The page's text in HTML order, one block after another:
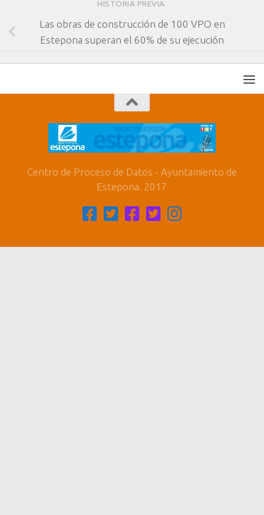
HISTORIA PREVIA
Las obras de construcción de 100 VPO en
Estepona superan el 60% de su ejecución
Centro de Proceso de Datos - Ayuntamiento de
Estepona. 2017